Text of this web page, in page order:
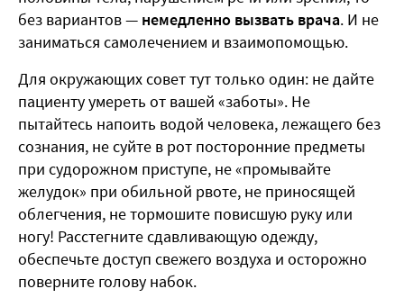
без вариантов — немедленно вызвать врача. И не
заниматься самолечением и взаимопомощью.
Для окружающих совет тут только один: не дайте
пациенту умереть от вашей «заботы». Не
пытайтесь напоить водой человека, лежащего без
сознания, не суйте в рот посторонние предметы
при судорожном приступе, не «промывайте
желудок» при обильной рвоте, не приносящей
облегчения, не тормошите повисшую руку или
ногу! Расстегните сдавливающую одежду,
обеспечьте доступ свежего воздуха и осторожно
поверните голову набок.